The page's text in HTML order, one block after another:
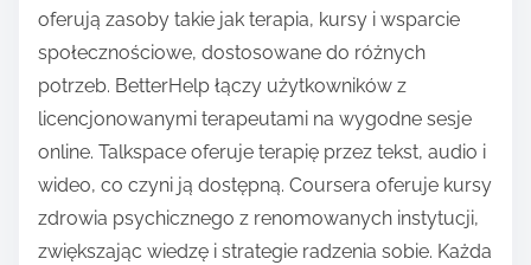
oferują zasoby takie jak terapia, kursy i wsparcie
społecznościowe, dostosowane do różnych
potrzeb. BetterHelp łączy użytkowników z
licencjonowanymi terapeutami na wygodne sesje
online. Talkspace oferuje terapię przez tekst, audio i
wideo, co czyni ją dostępną. Coursera oferuje kursy
zdrowia psychicznego z renomowanych instytucji,
zwiększając wiedzę i strategie radzenia sobie. Każda